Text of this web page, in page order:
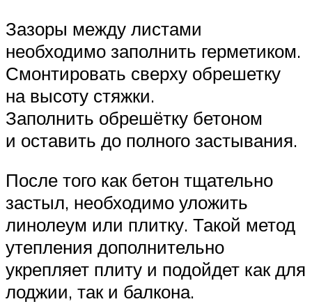
Зазоры между листами
необходимо заполнить герметиком.
Смонтировать сверху обрешетку
на высоту стяжки.
Заполнить обрешётку бетоном
и оставить до полного застывания.
После того как бетон тщательно
застыл, необходимо уложить
линолеум или плитку. Такой метод
утепления дополнительно
укрепляет плиту и подойдет как для
лоджии, так и балкона.